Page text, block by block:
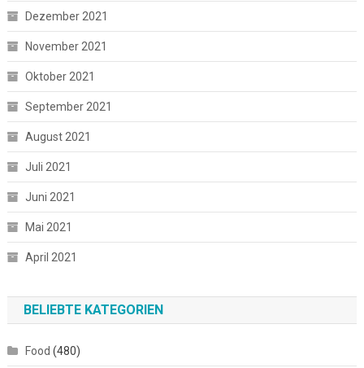
Dezember 2021
November 2021
Oktober 2021
September 2021
August 2021
Juli 2021
Juni 2021
Mai 2021
April 2021
BELIEBTE KATEGORIEN
Food (480)